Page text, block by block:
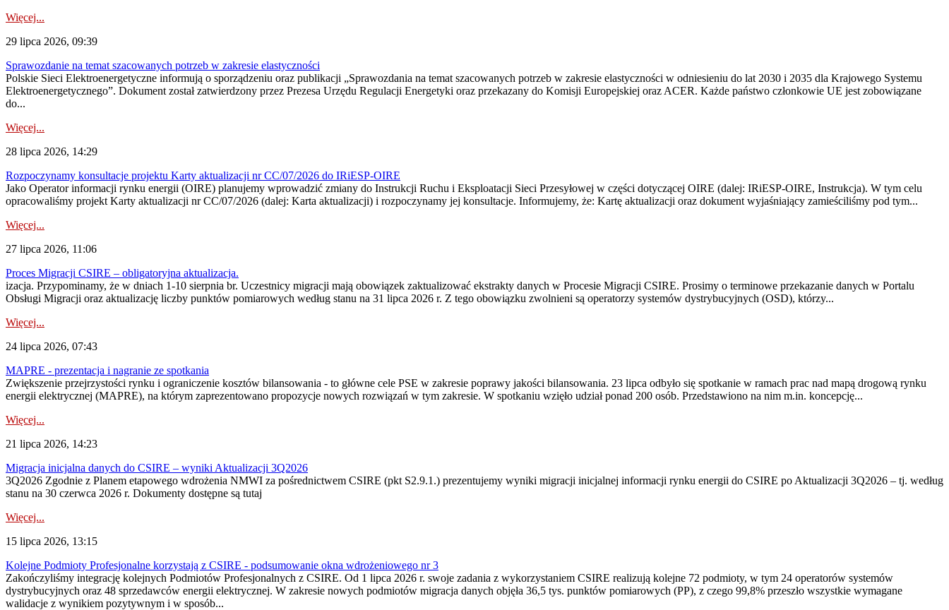
Więcej...
29 lipca 2026, 09:39
Sprawozdanie na temat szacowanych potrzeb w zakresie elastyczności
Polskie Sieci Elektroenergetyczne informują o sporządzeniu oraz publikacji „Sprawozdania na temat szacowanych potrzeb w zakresie elastyczności w odniesieniu do lat 2030 i 2035 dla Krajowego Systemu
Elektroenergetycznego”. Dokument został zatwierdzony przez Prezesa Urzędu Regulacji Energetyki oraz przekazany do Komisji Europejskiej oraz ACER. Każde państwo członkowie UE jest zobowiązane
do...
Więcej...
28 lipca 2026, 14:29
Rozpoczynamy konsultacje projektu Karty aktualizacji nr CC/07/2026 do IRiESP-OIRE
Jako Operator informacji rynku energii (OIRE) planujemy wprowadzić zmiany do Instrukcji Ruchu i Eksploatacji Sieci Przesyłowej w części dotyczącej OIRE (dalej: IRiESP-OIRE, Instrukcja). W tym celu
opracowaliśmy projekt Karty aktualizacji nr CC/07/2026 (dalej: Karta aktualizacji) i rozpoczynamy jej konsultacje. Informujemy, że: Kartę aktualizacji oraz dokument wyjaśniający zamieściliśmy pod tym...
Więcej...
27 lipca 2026, 11:06
Proces Migracji CSIRE – obligatoryjna aktualizacja.
izacja. Przypominamy, że w dniach 1-10 sierpnia br. Uczestnicy migracji mają obowiązek zaktualizować ekstrakty danych w Procesie Migracji CSIRE. Prosimy o terminowe przekazanie danych w Portalu
Obsługi Migracji oraz aktualizację liczby punktów pomiarowych według stanu na 31 lipca 2026 r. Z tego obowiązku zwolnieni są operatorzy systemów dystrybucyjnych (OSD), którzy...
Więcej...
24 lipca 2026, 07:43
MAPRE - prezentacja i nagranie ze spotkania
Zwiększenie przejrzystości rynku i ograniczenie kosztów bilansowania - to główne cele PSE w zakresie poprawy jakości bilansowania. 23 lipca odbyło się spotkanie w ramach prac nad mapą drogową rynku
energii elektrycznej (MAPRE), na którym zaprezentowano propozycje nowych rozwiązań w tym zakresie. W spotkaniu wzięło udział ponad 200 osób. Przedstawiono na nim m.in. koncepcję...
Więcej...
21 lipca 2026, 14:23
Migracja inicjalna danych do CSIRE – wyniki Aktualizacji 3Q2026
3Q2026 Zgodnie z Planem etapowego wdrożenia NMWI za pośrednictwem CSIRE (pkt S2.9.1.) prezentujemy wyniki migracji inicjalnej informacji rynku energii do CSIRE po Aktualizacji 3Q2026 – tj. według
stanu na 30 czerwca 2026 r. Dokumenty dostępne są tutaj
Więcej...
15 lipca 2026, 13:15
Kolejne Podmioty Profesjonalne korzystają z CSIRE - podsumowanie okna wdrożeniowego nr 3
Zakończyliśmy integrację kolejnych Podmiotów Profesjonalnych z CSIRE. Od 1 lipca 2026 r. swoje zadania z wykorzystaniem CSIRE realizują kolejne 72 podmioty, w tym 24 operatorów systemów
dystrybucyjnych oraz 48 sprzedawców energii elektrycznej. W zakresie nowych podmiotów migracja danych objęła 36,5 tys. punktów pomiarowych (PP), z czego 99,8% przeszło wszystkie wymagane
walidacje z wynikiem pozytywnym i w sposób...